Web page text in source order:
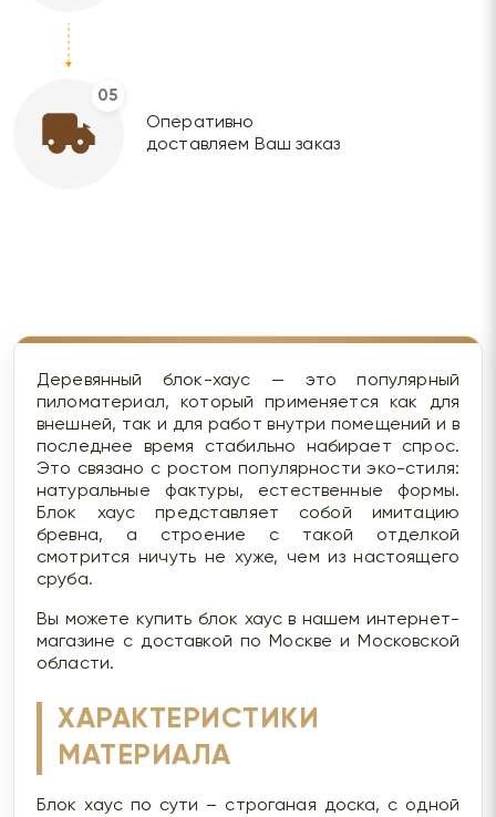
05
Оперативно
доставляем Ваш заказ
Деревянный блок-хаус — это популярный
пиломатериал, который применяется как для
внешней, так и для работ внутри помещений и в
последнее время стабильно набирает спрос.
Это связано с ростом популярности эко-стиля:
натуральные фактуры, естественные формы.
Блок хаус представляет собой имитацию
бревна, а строение с такой отделкой
смотрится ничуть не хуже, чем из настоящего
сруба.
Вы можете купить блок хаус в нашем интернет-
магазине с доставкой по Москве и Московской
области.
ХАРАКТЕРИСТИКИ
МАТЕРИАЛА
Блок хаус по сути – строганая доска, с одной